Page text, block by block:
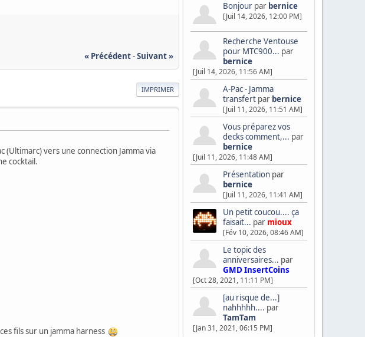
Bonjour par bernice
[Juil 14, 2026, 12:00 PM]
Recherche Ventouse
pour MTC900... par
bernice
[Juil 14, 2026, 11:56 AM]
A-Pac - Jamma
transfert par bernice
[Juil 11, 2026, 11:51 AM]
Vous préparez vos
decks comment,... par
bernice
[Juil 11, 2026, 11:48 AM]
Présentation par
bernice
[Juil 11, 2026, 11:41 AM]
Un petit coucou.... ça
faisait... par mioux
[Fév 10, 2026, 08:46 AM]
Le topic des
anniversaires... par
GMD InsertCoins
[Oct 28, 2021, 11:11 PM]
[au risque de...]
nahhhhh.... par
TamTam
[Jan 31, 2021, 06:15 PM]
« Précédent-Suivant »
IMPRIMER
(Ultimarc) vers une connection Jamma via
cocktail.
fils sur un jamma harness